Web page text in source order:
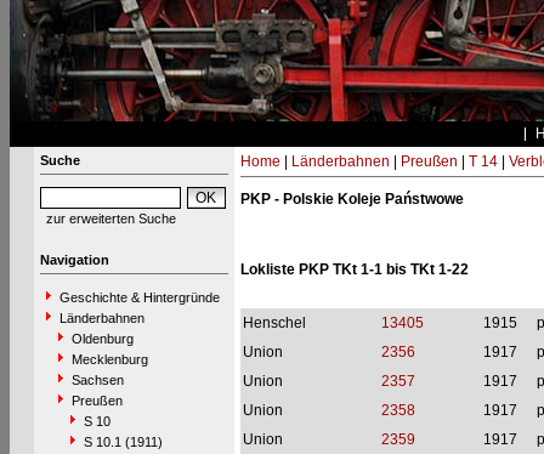
Suche
zur erweiterten Suche
Navigation
Geschichte & Hintergründe
Länderbahnen
Oldenburg
Mecklenburg
Sachsen
Preußen
S 10
S 10.1 (1911)
Home Länderbahnen Preußen T 14|
PKP - Polskie Koleje Państwowe
Lokliste PKP TKt 1-1 bis TKt 1-22
Henschel 13405 1915
Union
2356 1917
Union
2357 1917
Union
2358 1917
Union
2359 1917